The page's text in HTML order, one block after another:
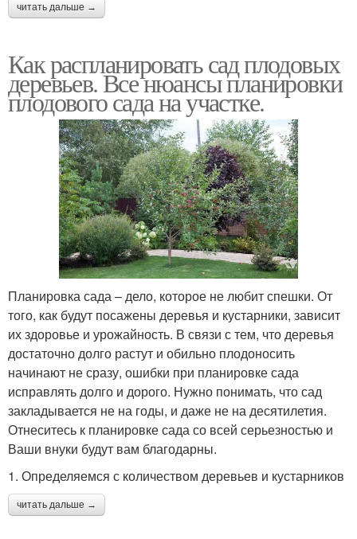
читать дальше →
Как распланировать сад плодовых
деревьев. Все нюансы планировки
плодового сада на участке.
Планировка сада – дело, которое не любит спешки. От
того, как будут посажены деревья и кустарники, зависит
их здоровье и урожайность. В связи с тем, что деревья
достаточно долго растут и обильно плодоносить
начинают не сразу, ошибки при планировке сада
исправлять долго и дорого. Нужно понимать, что сад
закладывается не на годы, и даже не на десятилетия.
Отнеситесь к планировке сада со всей серьезностью и
Ваши внуки будут вам благодарны.
1. Определяемся с количеством деревьев и кустарников
читать дальше →